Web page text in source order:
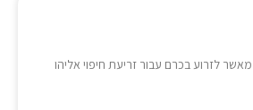
לזרוע בכרם עבור זריעת חיפוי אליהו